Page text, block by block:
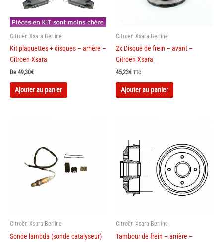
sur
la
page
produit
sur
produit
Citroën Xsara Berline
Kit plaquettes + disques – arrière –
Citroen Xsara
De 49,30€
Ajouter au panier
Citroën Xsara Berline
2x Disque de frein – avant –
Citroen Xsara
45,23€ TTC
Ajouter au panier
Citroën Xsara Berline
Sonde lambda (sonde catalyseur)
Citroën Xsara Berline
Tambour de frein – arrière –